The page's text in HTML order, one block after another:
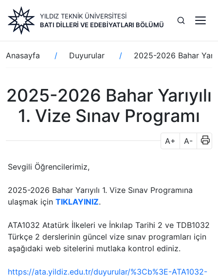
içeriğe
atla
YILDIZ TEKNİK ÜNİVERSİTESİ
BATI DILLERI VE EDEBIYATLARI BÖLÜMÜ
Sayfa
yolu
Anasayfa Duyurular 2025-2026 Bahar
2025-2026 Bahar Yarıyılı
1. Vize Sınav Programı
A+ A-
Sevgili Öğrencilerimiz,
2025-2026 Bahar Yarıyılı 1. Vize Sınav Programına
ulaşmak için TIKLAYINIZ.
ATA1032 Atatürk İlkeleri ve İnkılap Tarihi 2 ve TDB1032
Türkçe 2 derslerinin güncel vize sınav programları için
aşağıdaki web sitelerini mutlaka kontrol ediniz.
https://ata.yildiz.edu.tr/duyurular/%3Cb%3E-ATA1032-